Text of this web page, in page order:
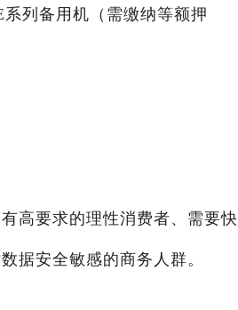
列备用机（需缴纳等额押
高要求的理性消费者、需要快
据安全敏感的商务人群。